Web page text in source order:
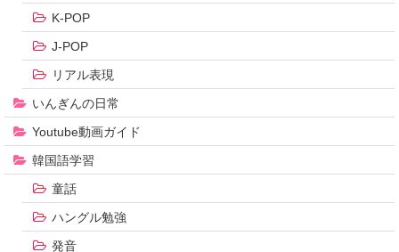
K-POP
J-POP
リアル表現
いんぎんの日常
Youtube動画ガイド
韓国語学習
童話
ハングル勉強
発音